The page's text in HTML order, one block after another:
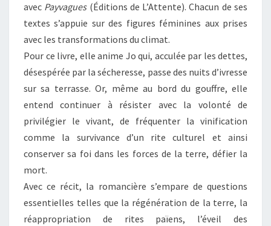
avec Payvagues(Éditions de L’Attente). Chacun de ses
textes s’appuie sur des figures féminines aux prises
avec les transformations du climat.
Pour ce livre, elle anime Jo qui, acculée par les dettes,
désespérée par la sécheresse, passe des nuits d’ivresse
sur sa terrasse. Or, même au bord du gouffre, elle
entend continuer à résister avec la volonté de
privilégier le vivant, de fréquenter la vinification
comme la survivance d’un rite culturel et ainsi
conserver sa foi dans les forces de la terre, défier la
mort.
Avec ce récit, la romancière s’empare de questions
essentielles telles que la régénération de la terre, la
réappropriation de rites païens, l’éveil des